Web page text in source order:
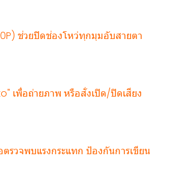
ช่วยปิดช่องโหว่ทุกมุมอับสายตา
เพื่อถ่ายภาพ หรือสั่งเปิด/ปิดเสียง
รวจพบแรงกระแทก ป้องกันการเขียน